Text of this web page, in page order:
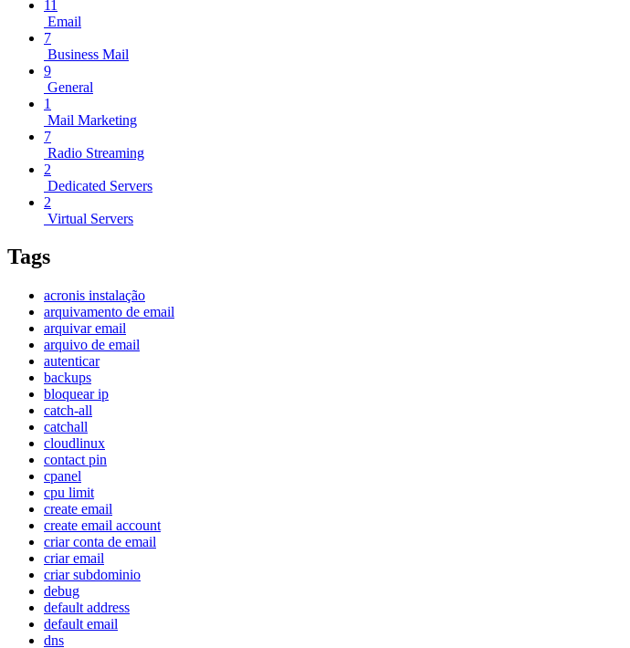
11
Email
7
Business Mail
9
General
1
Mail Marketing
7
Radio Streaming
2
Dedicated Servers
2
Virtual Servers
Tags
acronis instalação
arquivamento de email
arquivar email
arquivo de email
autenticar
backups
bloquear ip
catch-all
catchall
cloudlinux
contact pin
cpanel
cpu limit
create email
create email account
criar conta de email
criar email
criar subdominio
debug
default address
default email
dns